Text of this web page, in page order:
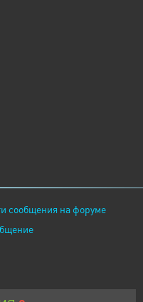
сообщения на форуме